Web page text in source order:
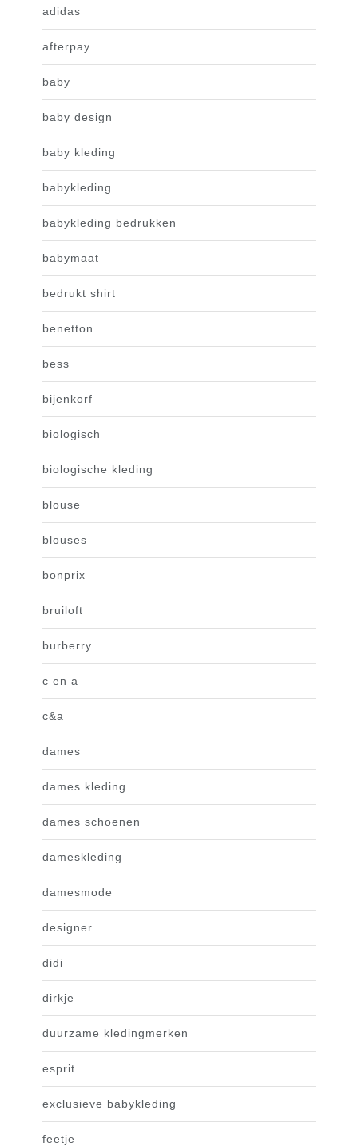
adidas
afterpay
baby
baby design
baby kleding
babykleding
babykleding bedrukken
babymaat
bedrukt shirt
benetton
bess
bijenkorf
biologisch
biologische kleding
blouse
blouses
bonprix
bruiloft
burberry
c en a
c&a
dames
dames kleding
dames schoenen
dameskleding
damesmode
designer
didi
dirkje
duurzame kledingmerken
esprit
exclusieve babykleding
feetje